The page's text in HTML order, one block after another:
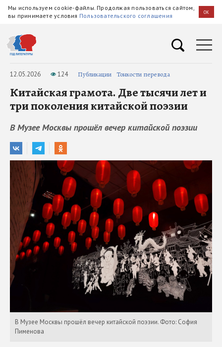
Мы используем cookie-файлы. Продолжая пользоваться сайтом,
вы принимаете условия Пользовательского соглашения OK
12.05.2026 124 Публикации Тонкости перевода
Китайская грамота. Две тысячи лет и
три поколения китайской поэзии
В Музее Москвы прошёл вечер китайской поэзии
В Музее Москвы прошёл вечер китайской поэзии. Фото: София
Пименова